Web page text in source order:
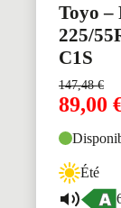
Toyo –
225/
C1S
147,48€
89,00
Été